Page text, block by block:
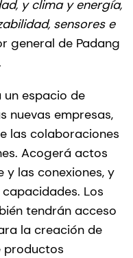
y clima y energía,
sensores e
general de Padang
un espacio de
nuevas empresas,
las colaboraciones
Acogerá actos
y las conexiones, y
Los
tendrán acceso
la creación de
productos